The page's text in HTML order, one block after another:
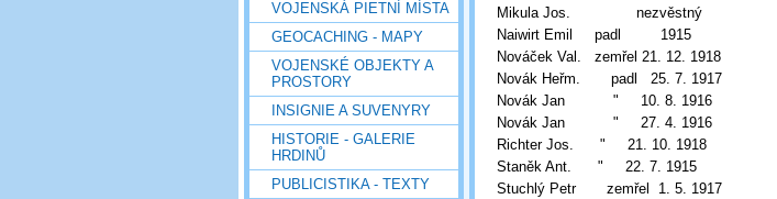
VOJENSKÁ PIETNÍ MÍSTA
GEOCACHING - MAPY
VOJENSKÉ OBJEKTY A
PROSTORY
INSIGNIE A SUVENYRY
HISTORIE - GALERIE
HRDINŮ
PUBLICISTIKA - TEXTY
Mikula Jos. nezvěstný
Naiwirt Emil padl 1915
Nováček Val. zemřel 21. 12. 1918
Novák Heřm. padl 25. 7. 1917
Novák Jan " 10. 8. 1916
Novák Jan " 27. 4. 1916
Richter Jos. " 21. 10. 1918
Staněk Ant. " 22. 7. 1915
Stuchlý Petr zemřel 1. 5. 1917